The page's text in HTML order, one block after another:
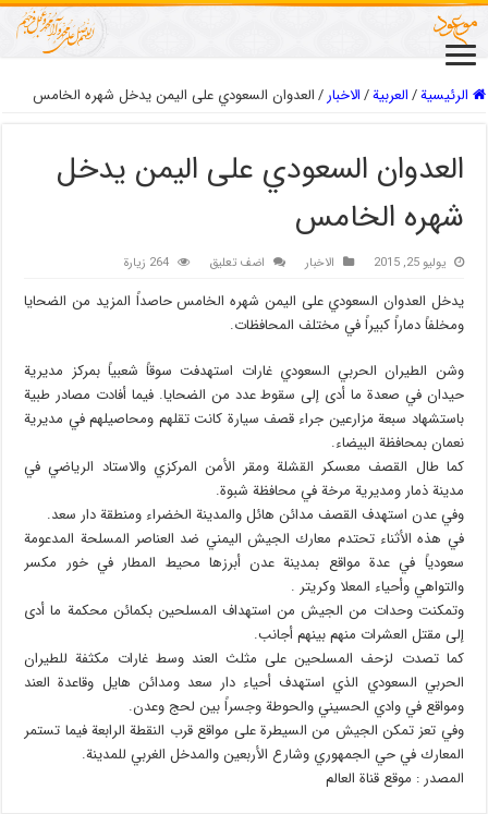
الرئيسية/العربیة/الاخبار/العدوان السعودي على اليمن يدخل شهره الخامس
العدوان السعودي على اليمن يدخل
شهره الخامس
يوليو 25, 2015 الاخبار اضف تعليق 264 زيارة
يدخل العدوان السعودي على اليمن شهره الخامس حاصداً المزيد من الضحايا
ومخلفاً دماراً كبيراً في مختلف المحافظات.
وشن الطيران الحربي السعودي غارات استهدفت سوقاً شعبياً بمركز مديرية
حيدان في صعدة ما أدى إلى سقوط عدد من الضحايا. فيما أفادت مصادر طبية
باستشهاد سبعة مزارعين جراء قصف سيارة كانت تقلهم ومحاصيلهم في مديرية
نعمان بمحافظة البيضاء.
كما طال القصف معسكر القشلة ومقر الأمن المركزي والاستاد الرياضي في
مدينة ذمار ومديرية مرخة في محافظة شبوة.
وفي عدن استهدف القصف مدائن هائل والمدينة الخضراء ومنطقة دار سعد.
في هذه الأثناء تحتدم معارك الجيش اليمني ضد العناصر المسلحة المدعومة
سعودياً في عدة مواقع بمدينة عدن أبرزها محيط المطار في خور مكسر
والتواهي وأحياء المعلا وكريتر .
وتمكنت وحدات من الجيش من استهداف المسلحين بكمائن محكمة ما أدى
إلى مقتل العشرات منهم بينهم أجانب.
كما تصدت لزحف المسلحين على مثلث العند وسط غارات مكثفة للطيران
الحربي السعودي الذي استهدف أحياء دار سعد ومدائن هايل وقاعدة العند
ومواقع في وادي الحسيني والحوطة وجسراً بين لحج وعدن.
وفي تعز تمكن الجيش من السيطرة على مواقع قرب النقطة الرابعة فيما تستمر
المعارك في حي الجمهوري وشارع الأربعين والمدخل الغربي للمدينة.
المصدر : موقع قناة العالم